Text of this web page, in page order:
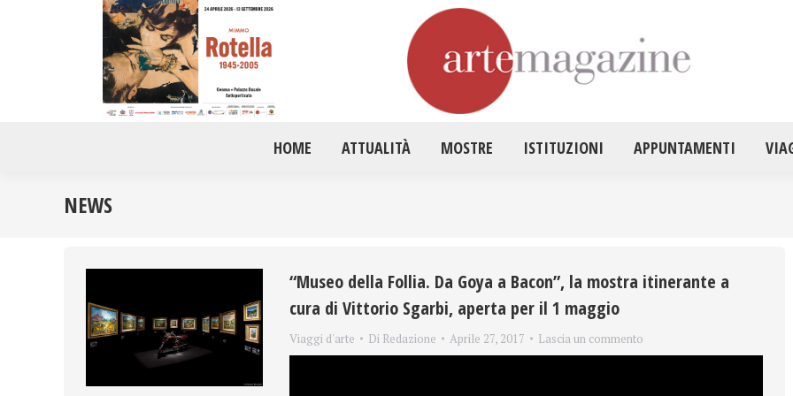
HOME ATTUALITÀ MOSTRE ISTITUZIONI APPUNTAMENTI
NEWS
“Museo della Follia. Da Goya a Bacon”, la mostra itinerante a
cura di Vittorio Sgarbi, aperta per il 1 maggio
Viaggi d'arte Di Redazione Aprile 27, 2017 Lascia un commento
HOME